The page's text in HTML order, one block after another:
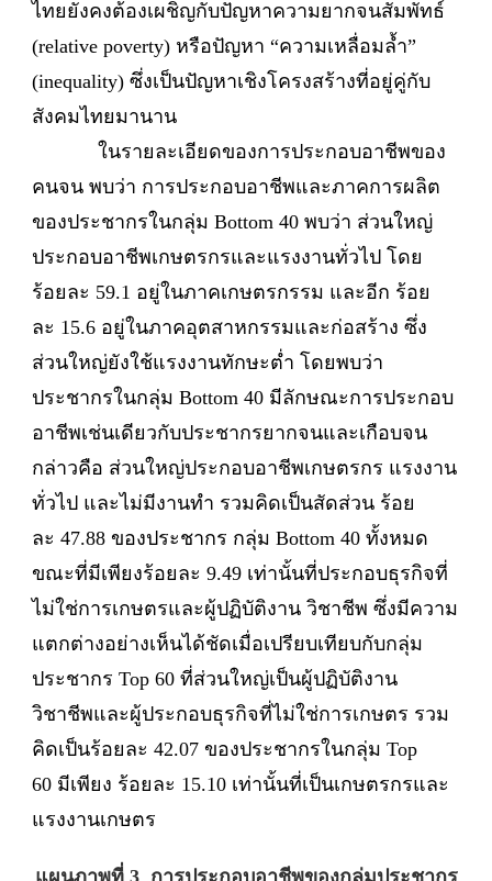
ไทยยังคงต้องเผชิญกับปัญหาความยากจนสัมพัทธ์
(relative poverty) หรือปัญหา “ความเหลื่อมล้ำ”
(inequality) ซึ่งเป็นปัญหาเชิงโครงสร้างที่อยู่คู่กับ
สังคมไทยมานาน
ในรายละเอียดของการประกอบอาชีพของ
คนจน พบว่า การประกอบอาชีพและภาคการผลิต
ของประชากรในกลุ่ม Bottom 40 พบว่า ส่วนใหญ่
ประกอบอาชีพเกษตรกรและแรงงานทั่วไป โดย
ร้อยละ 59.1 อยู่ในภาคเกษตรกรรม และอีก ร้อย
ละ 15.6 อยู่ในภาคอุตสาหกรรมและก่อสร้าง ซึ่ง
ส่วนใหญ่ยังใช้แรงงานทักษะต่ำ โดยพบว่า
ประชากรในกลุ่ม Bottom 40 มีลักษณะการประกอบ
อาชีพเช่นเดียวกับประชากรยากจนและเกือบจน
กล่าวคือ ส่วนใหญ่ประกอบอาชีพเกษตรกร แรงงาน
ทั่วไป และไม่มีงานทำ รวมคิดเป็นสัดส่วน ร้อย
ละ 47.88 ของประชากร กลุ่ม Bottom 40 ทั้งหมด
ขณะที่มีเพียงร้อยละ 9.49 เท่านั้นที่ประกอบธุรกิจที่
ไม่ใช่การเกษตรและผู้ปฏิบัติงาน วิชาชีพ ซึ่งมีความ
แตกต่างอย่างเห็นได้ชัดเมื่อเปรียบเทียบกับกลุ่ม
ประชากร Top 60 ที่ส่วนใหญ่เป็นผู้ปฏิบัติงาน
วิชาชีพและผู้ประกอบธุรกิจที่ไม่ใช่การเกษตร รวม
คิดเป็นร้อยละ 42.07 ของประชากรในกลุ่ม Top
60 มีเพียง ร้อยละ 15.10 เท่านั้นที่เป็นเกษตรกรและ
แรงงานเกษตร
แผนภาพที่ 3 การประกอบอาชีพของกลุ่มประชากร